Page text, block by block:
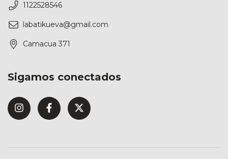
1122528546
labatikueva@gmail.com
Camacua 371
Sigamos conectados